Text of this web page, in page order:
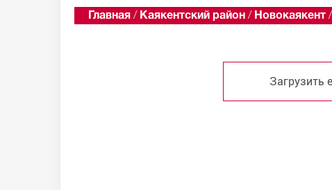
Главная / Каякентский район / Новокаякент /
Загрузить